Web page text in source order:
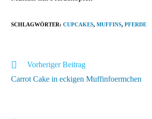
SCHLAGWÖRTER:CUPCAKES, MUFFINS, PFERDE
Weitere
ansehen
Vorheriger Beitrag
Carrot Cake in eckigen Muffinfoermchen